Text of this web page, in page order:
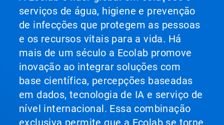
serviços de água, higiene e prevenção
de infecções que protegem as pessoas
e os recursos vitais para a vida. Há
mais de um século a Ecolab promove
inovação ao integrar soluções com
base científica, percepções baseadas
em dados, tecnologia de IA e serviço de
nível internacional. Essa combinação
exclusiva permite que a Ecolab se torne